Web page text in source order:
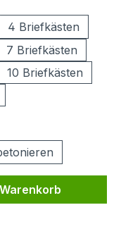
4 Briefkästen
7 Briefkästen
10 Briefkästen